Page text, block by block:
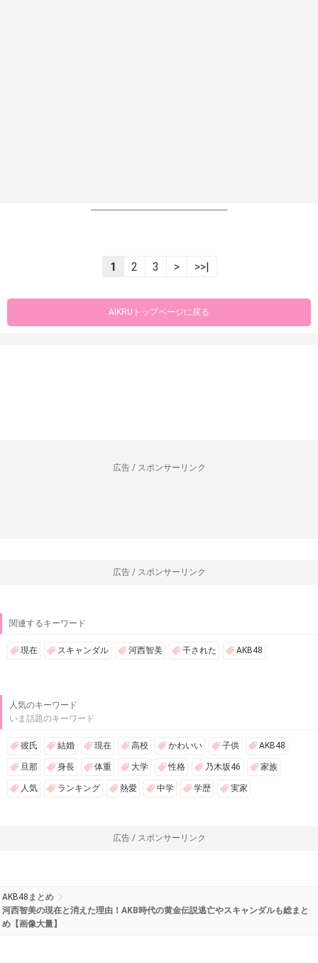
----------------------------------------------------------------
1 2 3 > >>|
AIKRUトップページに戻る
広告 / スポンサーリンク
広告 / スポンサーリンク
関連するキーワード
現在 スキャンダル 河西智美 干された AKB48
人気のキーワード
いま話題のキーワード
彼氏 結婚 現在 高校 かわいい 子供 AKB48
旦那 身長 体重 大学 性格 乃木坂46 家族
人気 ランキング 熱愛 中学 学歴 実家
広告 / スポンサーリンク
AKB48まとめ
河西智美の現在と消えた理由！AKB時代の黄金伝説逃亡やスキャンダルも総まと
め【画像大量】